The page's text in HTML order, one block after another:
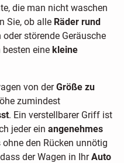
die man nicht waschen
Sie, ob alle Räder rund
störende Geräusche
eine kleine
von derGröße zu
zumindest
. Ein verstellbarer Griff ist
jeder ein angenehmes
den Rücken unnötig
der Wagen in IhrAuto